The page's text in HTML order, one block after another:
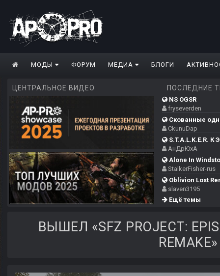
МОДЫ ФОРУМ МЕДИА БЛОГИ
ЦЕНТРАЛЬНОЕ ВИДЕО ПОСЛЕДНИЕ
NS OGSR
fryseverden
Скованные
CkunuDap
S.T.A.L.K.E.R. К
АнДрЮхА
Alone In
StalkerFisher-rus
Oblivion Lost
slaven3195
Ещё темы
ВЫШЕЛ «SFZ PROJECT:
REMAKE»